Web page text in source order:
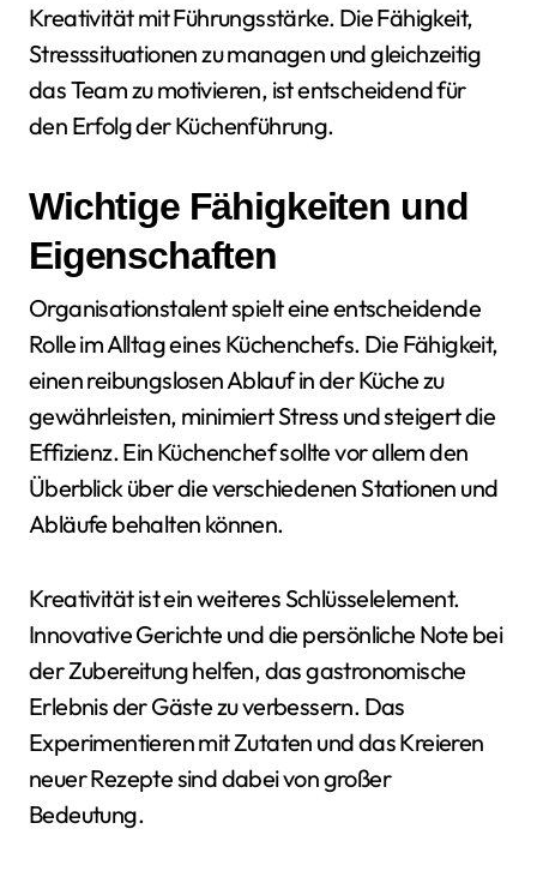
Kreativität mit Führungsstärke. Die Fähigkeit,
Stresssituationen zu managen und gleichzeitig
das Team zu motivieren, ist entscheidend für
den Erfolg der Küchenführung.
Wichtige Fähigkeiten und
Eigenschaften
Organisationstalent spielt eine entscheidende
Rolle im Alltag eines Küchenchefs. Die Fähigkeit,
einen reibungslosen Ablauf in der Küche zu
gewährleisten, minimiert Stress und steigert die
Effizienz. Ein Küchenchef sollte vor allem den
Überblick über die verschiedenen Stationen und
Abläufe behalten können.
Kreativität ist ein weiteres Schlüsselelement.
Innovative Gerichte und die persönliche Note bei
der Zubereitung helfen, das gastronomische
Erlebnis der Gäste zu verbessern. Das
Experimentieren mit Zutaten und das Kreieren
neuer Rezepte sind dabei von großer
Bedeutung.